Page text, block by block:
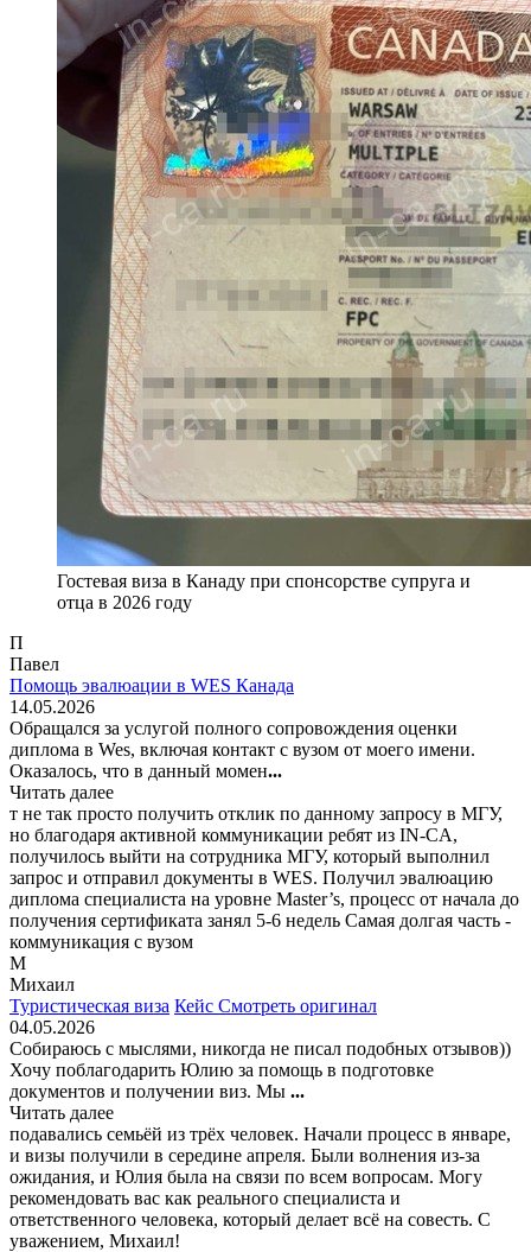
Гостевая виза в Канаду при спонсорстве супруга и
отца в 2026 году
П
Павел
Помощь эвалюации в WES Канада
14.05.2026
Обращался за услугой полного сопровождения оценки
диплома в Wes, включая контакт с вузом от моего имени.
Оказалось, что в данный момен...
Читать далее
т не так просто получить отклик по данному запросу в МГУ,
но благодаря активной коммуникации ребят из IN-CA,
получилось выйти на сотрудника МГУ, который выполнил
запрос и отправил документы в WES. Получил эвалюацию
диплома специалиста на уровне Master’s, процесс от начала до
получения сертификата занял 5-6 недель Самая долгая часть -
коммуникация с вузом
М
Михаил
Туристическая виза Кейс Смотреть оригинал
04.05.2026
Собираюсь с мыслями, никогда не писал подобных отзывов))
Хочу поблагодарить Юлию за помощь в подготовке
документов и получении виз. Мы ...
Читать далее
подавались семьёй из трёх человек. Начали процесс в январе,
и визы получили в середине апреля. Были волнения из-за
ожидания, и Юлия была на связи по всем вопросам. Могу
рекомендовать вас как реального специалиста и
ответственного человека, который делает всё на совесть. С
уважением, Михаил!